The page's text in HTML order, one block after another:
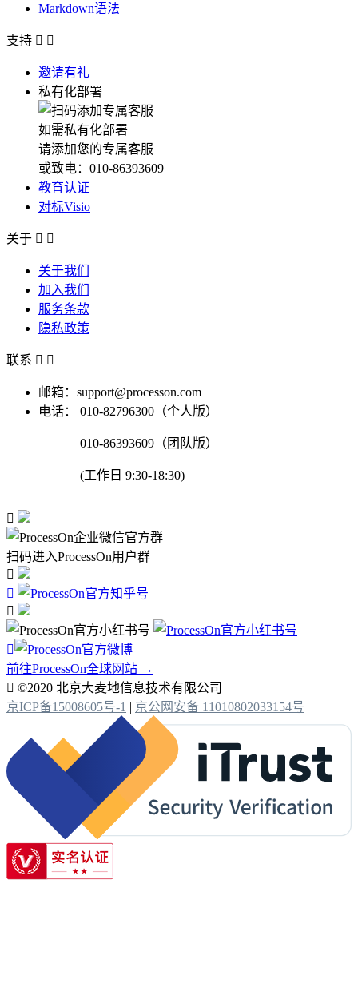
Markdown语法
支持  
邀请有礼
私有化部署
如需私有化部署
请添加您的专属客服
或致电：010-86393609
教育认证
对标Visio
关于  
关于我们
加入我们
服务条款
隐私政策
联系  
邮箱：support@processon.com
电话：
010-82796300（个人版）
010-86393609（团队版）
(工作日 9:30-18:30)

扫码进入ProcessOn用户群




前往ProcessOn全球网站 →
 ©2020 北京大麦地信息技术有限公司
京ICP备15008605号-1 | 京公网安备 11010802033154号